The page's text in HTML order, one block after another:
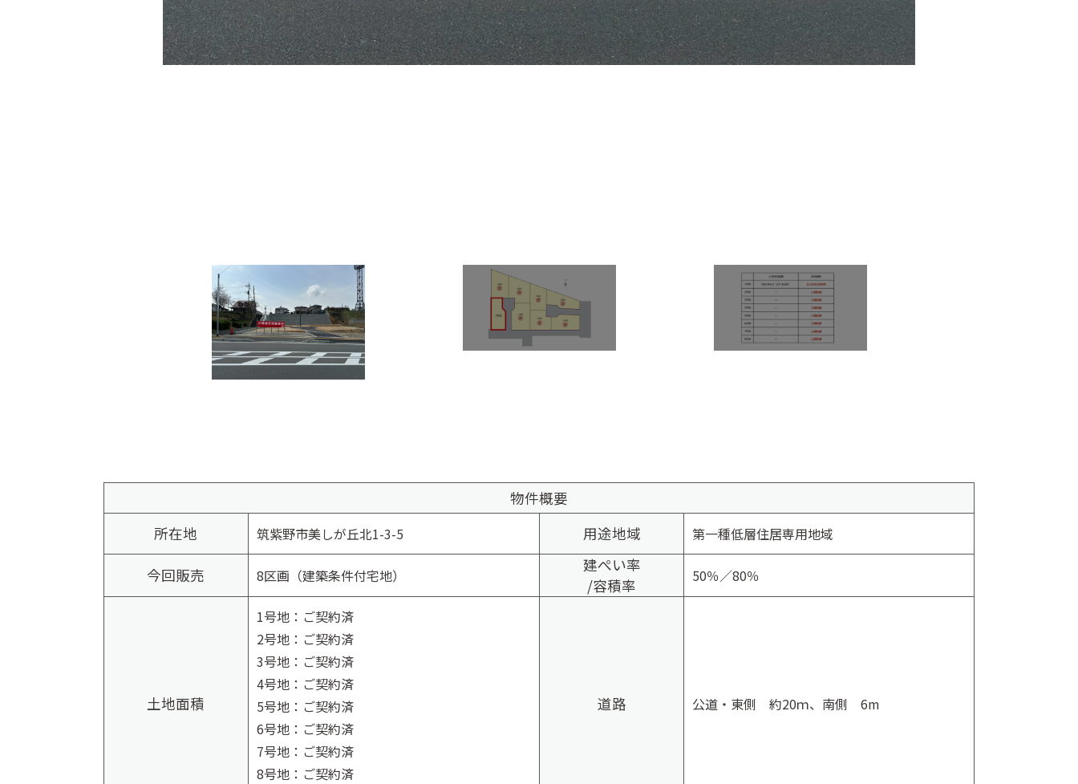
物件概要
所在地
筑紫野市美しが丘北1-3-5 用途地域 第一種低層住居専用地域
今回販売 8区画（建築条件付宅地）
建ぺい率
/容積率
50％／80％
土地面積
1号地：ご契約済
2号地：ご契約済
3号地：ご契約済
4号地：ご契約済
5号地：ご契約済
6号地：ご契約済
7号地：ご契約済
8号地：ご契約済
道路 公道・東側 約20ｍ、南側 6m